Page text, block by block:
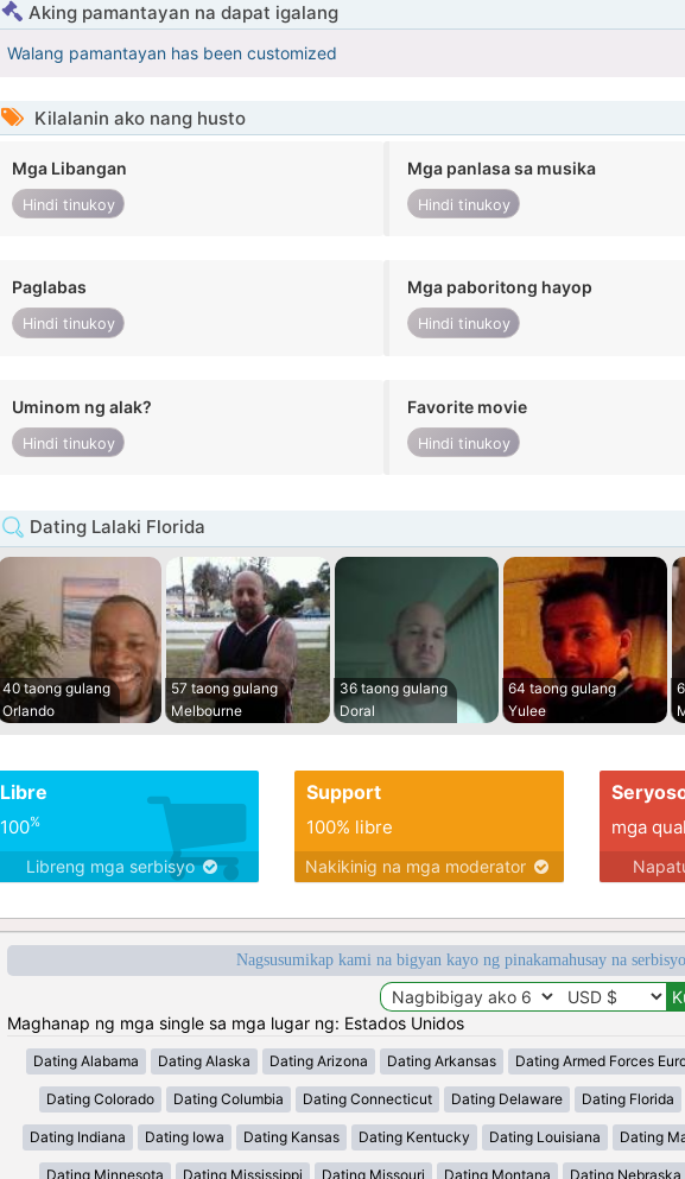
Aking pamantayan na dapat igalang
Walang pamantayan has been customized
Kilalanin ako nang husto
Mga Libangan
Hindi tinukoy
Mga panlasa sa musika
Hindi tinukoy
Paglabas
Hindi tinukoy
Mga paboritong hayop
Hindi tinukoy
Uminom ng alak?
Hindi tinukoy
Favorite movie
Hindi tinukoy
Dating Lalaki Florida
40 taong gulang
Orlando
57 taong gulang
Melbourne
36 taong gulang
Doral
64 taong gulang
Yulee
Libre
100%
Libreng mga serbisyo
Support
100% libre
Nakikinig na mga moderator
mga
Nagsusumikap kami na bigyan kayo ng pinakamahusay na
Maghanap ng mga single sa mga lugar ng: Estados Unidos
Dating Alabama Dating Alaska Dating Arizona Dating Arkansas Dating Armed Forces
Dating Colorado Dating Columbia Dating Connecticut Dating Delaware Dating Florida
Dating Indiana Dating Iowa Dating Kansas Dating Kentucky Dating Louisiana Dating
Dating Minnesota Dating Mississippi Dating Missouri Dating Montana Dating Nebraska